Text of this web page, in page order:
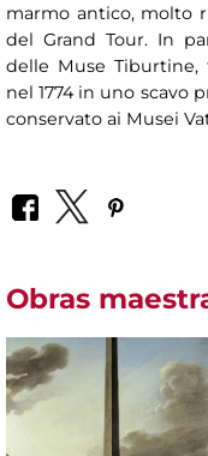
marmo antico, molto
del Grand Tour. In
delle Muse
nel 1774 in uno scavo
conservato ai Musei
Obras